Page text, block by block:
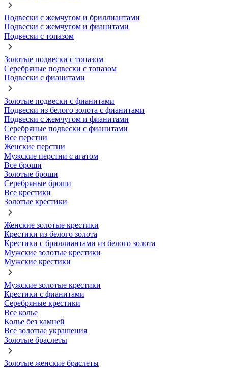
Подвески с жемчугом и бриллиантами
Подвески с жемчугом и фианитами
Подвески с топазом
Золотые подвески с топазом
Серебряные подвески с топазом
Подвески с фианитами
Золотые подвески с фианитами
Подвески из белого золота с фианитами
Подвески с жемчугом и фианитами
Серебряные подвески с фианитами
Все перстни
Женские перстни
Мужские перстни с агатом
Все броши
Золотые броши
Серебряные броши
Все крестики
Золотые крестики
Женские золотые крестики
Крестики из белого золота
Крестики с бриллиантами из белого золота
Мужские золотые крестики
Мужские крестики
Мужские золотые крестики
Крестики с фианитами
Серебряные крестики
Все колье
Колье без камней
Все золотые украшения
Золотые браслеты
Золотые женские браслеты